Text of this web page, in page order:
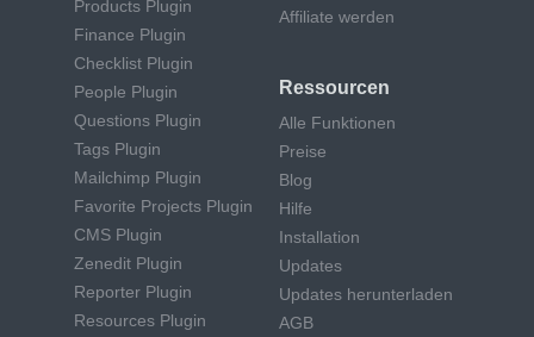
Products Plugin
Finance Plugin
Checklist Plugin
People Plugin
Questions Plugin
Tags Plugin
Mailchimp Plugin
Favorite Projects Plugin
CMS Plugin
Zenedit Plugin
Reporter Plugin
Resources Plugin
Affiliate werden
Ressourcen
Alle Funktionen
Preise
Blog
Hilfe
Installation
Updates
Updates herunterladen
AGB